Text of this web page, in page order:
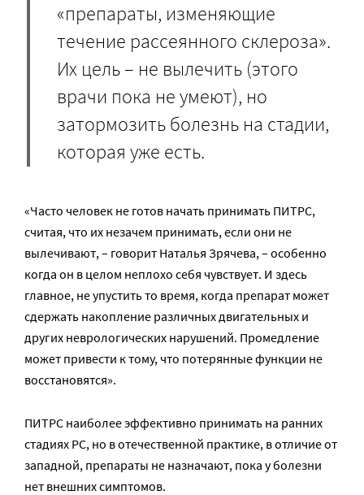
«препараты, изменяющие
течение рассеянного склероза».
Их цель – не вылечить (этого
врачи пока не умеют), но
затормозить болезнь на стадии,
которая уже есть.
«Часто человек не готов начать принимать ПИТРС,
считая, что их незачем принимать, если они не
вылечивают, – говорит Наталья Зрячева, – особенно
когда он в целом неплохо себя чувствует. И здесь
главное, не упустить то время, когда препарат может
сдержать накопление различных двигательных и
других неврологических нарушений. Промедление
может привести к тому, что потерянные функции не
восстановятся».
ПИТРС наиболее эффективно принимать на ранних
стадиях РС, но в отечественной практике, в отличие от
западной, препараты не назначают, пока у болезни
нет внешних симптомов.